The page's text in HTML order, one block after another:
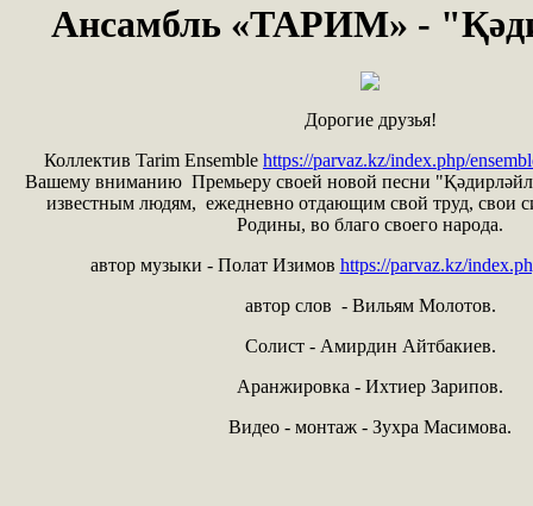
Ансамбль «ТАРИМ» -
Дорогие друзья!
Коллектив Tarim Ensemble https://parvaz.kz/index.php/
Вашему вниманию Премьеру своей новой песни
известным людям, ежедневно отдающим свой труд, свои
Родины, во благо своего народа.
автор музыки - Полат Изимов https://parvaz.kz/
автор слов - Вильям Молотов.
Солист - Амирдин Айтбакиев.
Аранжировка - Ихтиер Зарипов.
Видео - монтаж - Зухра Масимова.